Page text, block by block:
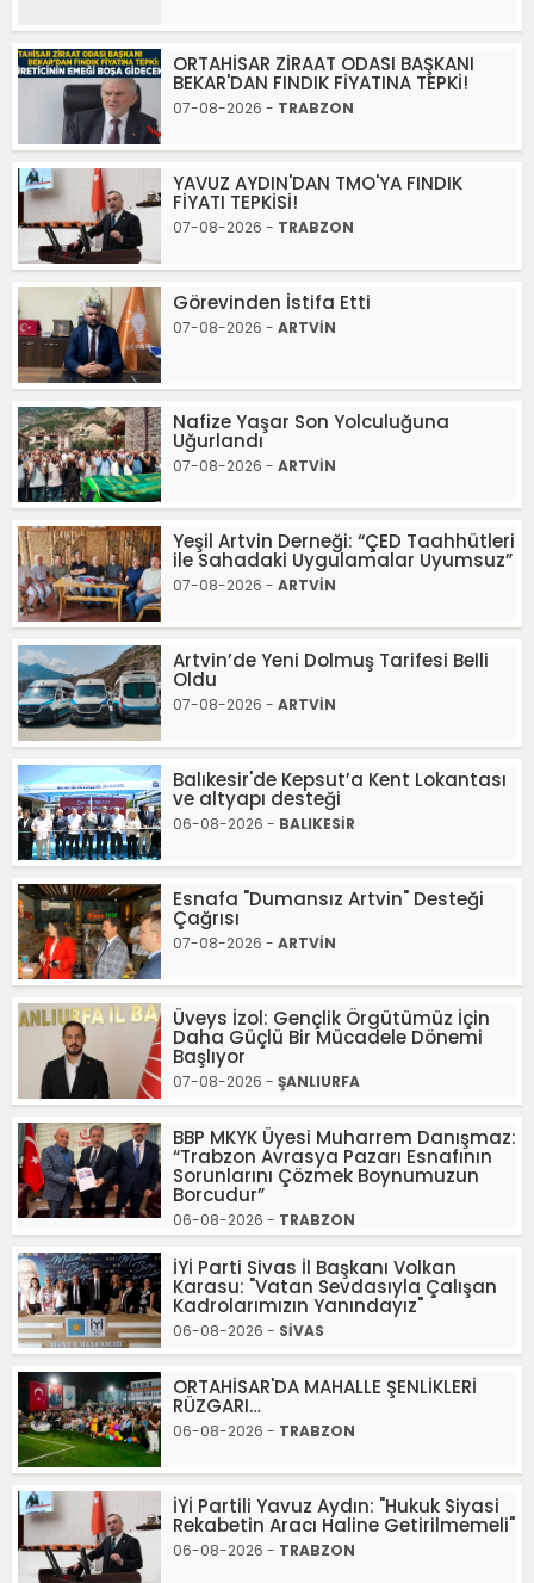
ORTAHİSAR ZİRAAT ODASI BAŞKANI
BEKAR'DAN FINDIK FİYATINA TEPKİ!
07-08-2026 - TRABZON
YAVUZ AYDIN'DAN TMO'YA FINDIK
FİYATI TEPKİSİ!
07-08-2026 - TRABZON
Görevinden İstifa Etti
07-08-2026 - ARTVİN
Nafize Yaşar Son Yolculuğuna
Uğurlandı
07-08-2026 - ARTVİN
Yeşil Artvin Derneği: “ÇED Taahhütleri
ile Sahadaki Uygulamalar Uyumsuz”
07-08-2026 - ARTVİN
Artvin’de Yeni Dolmuş Tarifesi Belli
Oldu
07-08-2026 - ARTVİN
Balıkesir'de Kepsut’a Kent Lokantası
ve altyapı desteği
06-08-2026 - BALIKESİR
Esnafa "Dumansız Artvin" Desteği
Çağrısı
07-08-2026 - ARTVİN
Üveys İzol: Gençlik Örgütümüz İçin
Daha Güçlü Bir Mücadele Dönemi
Başlıyor
07-08-2026 - ŞANLIURFA
BBP MKYK Üyesi Muharrem Danışmaz:
“Trabzon Avrasya Pazarı Esnafının
Sorunlarını Çözmek Boynumuzun
Borcudur”
06-08-2026 - TRABZON
İYİ Parti Sivas İl Başkanı Volkan
Karasu: "Vatan Sevdasıyla Çalışan
Kadrolarımızın Yanındayız"
06-08-2026 - SİVAS
ORTAHİSAR'DA MAHALLE ŞENLİKLERİ
RÜZGARI…
06-08-2026 - TRABZON
İYİ Partili Yavuz Aydın: "Hukuk Siyasi
Rekabetin Aracı Haline Getirilmemeli"
06-08-2026 - TRABZON